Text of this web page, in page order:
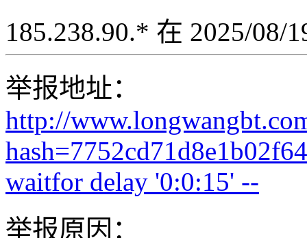
185.238.90.* 在 2025/08/
举报地址：
http://
waitfor delay '0:0:15' --
举报原因：